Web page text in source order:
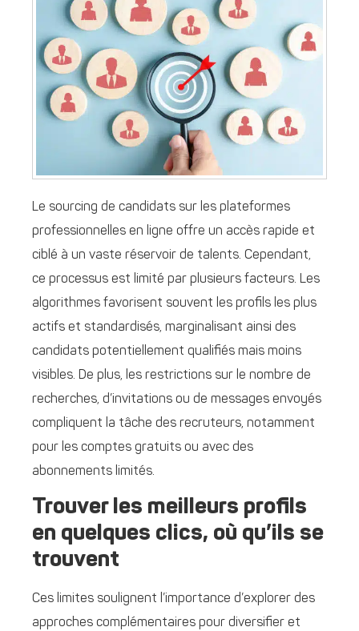
Le sourcing de candidats sur les plateformes
professionnelles en ligne offre un accès rapide et
ciblé à un vaste réservoir de talents. Cependant,
ce processus est limité par plusieurs facteurs. Les
algorithmes favorisent souvent les profils les plus
actifs et standardisés, marginalisant ainsi des
candidats potentiellement qualifiés mais moins
visibles. De plus, les restrictions sur le nombre de
recherches, d’invitations ou de messages envoyés
compliquent la tâche des recruteurs, notamment
pour les comptes gratuits ou avec des
abonnements limités.
Trouver les meilleurs profils
en quelques clics, où qu’ils se
trouvent
Ces limites soulignent l’importance d’explorer des
approches complémentaires pour diversifier et